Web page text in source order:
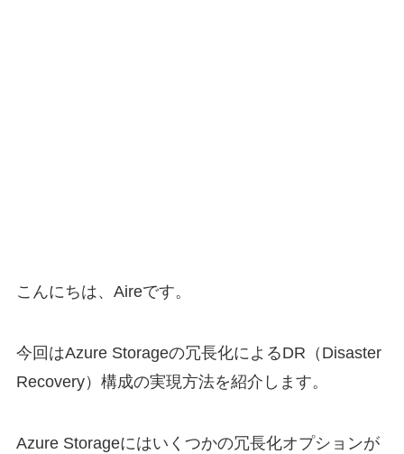
こんにちは、Aireです。
今回はAzure Storageの冗長化によるDR（Disaster
Recovery）構成の実現方法を紹介します。
Azure Storageにはいくつかの冗長化オプションが